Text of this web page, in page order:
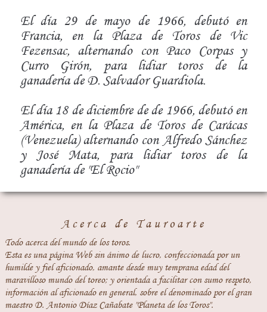
El día 29 de mayo de 1966, debutó en
Francia, en la Plaza de Toros de Vic
Fezensac, alternando con Paco Corpas y
Curro Girón, para lidiar toros de la
ganadería de D. Salvador Guardiola.
El día 18 de diciembre de de 1966, debutó en
América, en la Plaza de Toros de Carácas
(Venezuela) alternando con Alfredo Sánchez
y José Mata, para lidiar toros de la
ganadería de "El Rocio"
Acerca de Tauroarte
Todo acerca del mundo de los toros.
Esta es una página Web sin ánimo de lucro, confeccionada por un
humilde y fiel aficionado, amante desde muy temprana edad del
maravilloso mundo del toreo; y orientada a facilitar con sumo respeto,
información al aficionado en general, sobre el denominado por el gran
maestro D. Antonio Díaz Cañabate "Planeta de los Toros".